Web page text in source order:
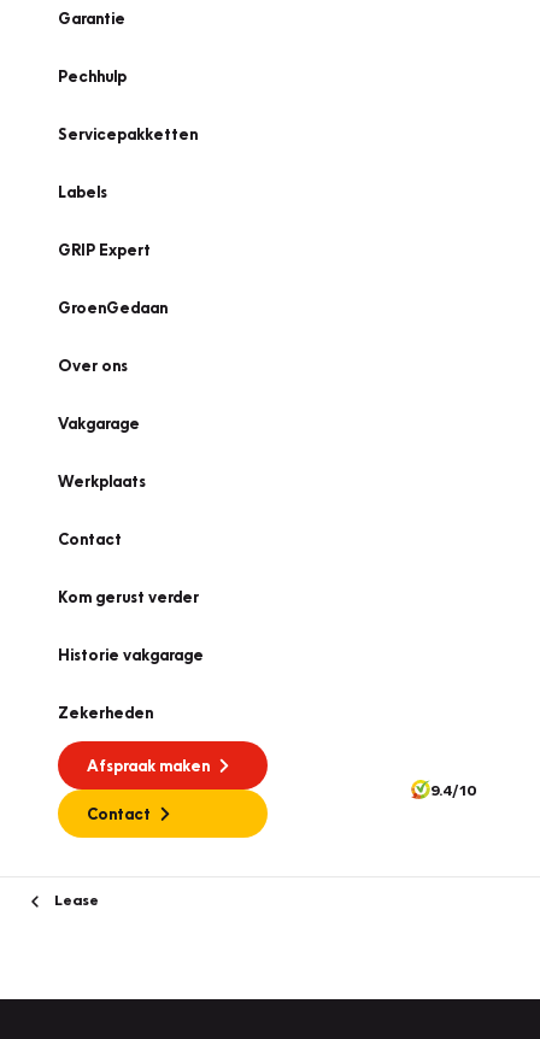
Garantie
Pechhulp
Servicepakketten
Labels
GRIP Expert
GroenGedaan
Over ons
Vakgarage
Werkplaats
Contact
Kom gerust verder
Historie vakgarage
Zekerheden
Afspraak maken
Contact
9.4/10
Lease